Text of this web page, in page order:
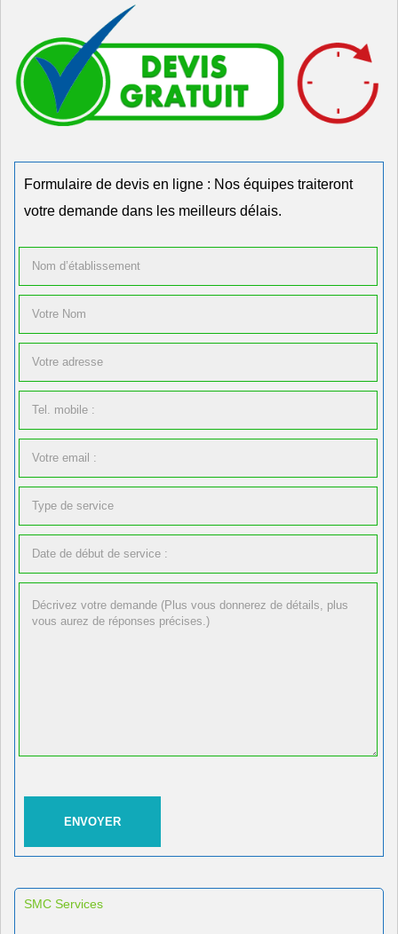
Formulaire de devis en ligne : Nos équipes traiteront
votre demande dans les meilleurs délais.
SMC Services